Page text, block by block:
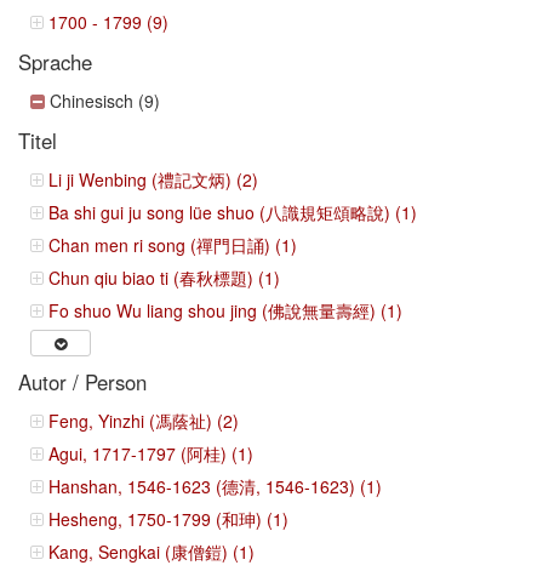
1700 - 1799 (9)
Sprache
Chinesisch (9)
Titel
Li ji Wenbing (禮記文炳) (2)
Ba shi gui ju song lüe shuo (八識規矩頌略說) (1)
Chan men ri song (禪門日誦) (1)
Chun qiu biao ti (春秋標題) (1)
Fo shuo Wu liang shou jing (佛說無量壽經) (1)
Autor / Person
Feng, Yinzhi (馮蔭祉) (2)
Agui, 1717-1797 (阿桂) (1)
Hanshan, 1546-1623 (德清, 1546-1623) (1)
Hesheng, 1750-1799 (和珅) (1)
Kang, Sengkai (康僧鎧) (1)